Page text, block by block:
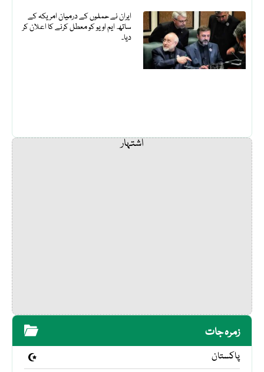
ایران نے حملوں کے درمیان امریکہ کے
ساتھ ایم او یو کو معطل کرنے کا اعلان کر
دیا۔
اشتہار
زمرہ جات
پاکستان